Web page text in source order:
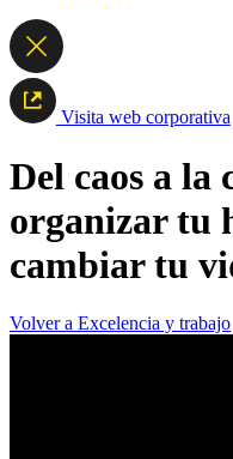
Visita web corporativa
Del caos a la
organizar tu
cambiar tu
Volver a Excelencia y trabajo